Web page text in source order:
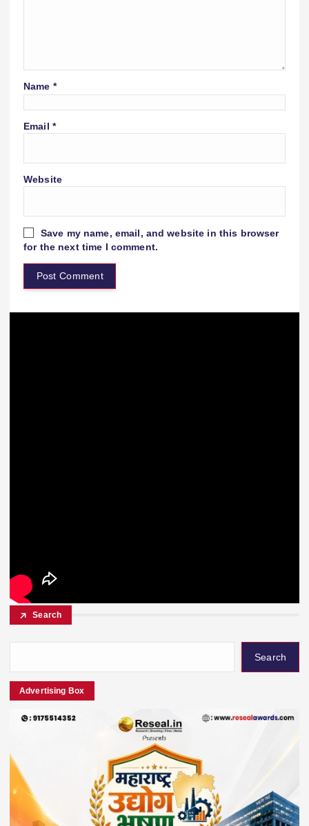
Name *
Email *
Website
Save my name, email, and website in this browser
for the next time I comment.
Search
Search
Advertising Box